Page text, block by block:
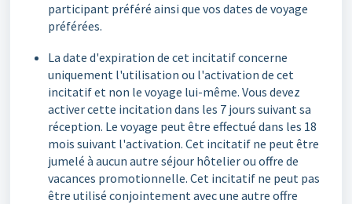
participant préféré ainsi que vos dates de voyage
préférées.
La date d'expiration de cet incitatif concerne
uniquement l'utilisation ou l'activation de cet
incitatif et non le voyage lui-même. Vous devez
activer cette incitation dans les 7 jours suivant sa
réception. Le voyage peut être effectué dans les 18
mois suivant l'activation. Cet incitatif ne peut être
jumelé à aucun autre séjour hôtelier ou offre de
vacances promotionnelle. Cet incitatif ne peut pas
être utilisé conjointement avec une autre offre